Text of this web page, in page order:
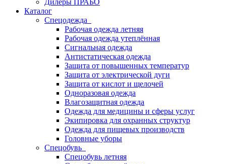
Дилеры ПРАБО
Каталог
Спецодежда
Рабочая одежда летняя
Рабочая одежда утеплённая
Сигнальная одежда
Антистатическая одежда
Защита от повышенных температур
Защита от электрической дуги
Защита от кислот и щелочей
Одноразовая одежда
Влагозащитная одежда
Одежда для медицины и сферы услуг
Экипировка для охранных структур
Одежда для пищевых производств
Головные уборы
Спецобувь
Спецобувь летняя